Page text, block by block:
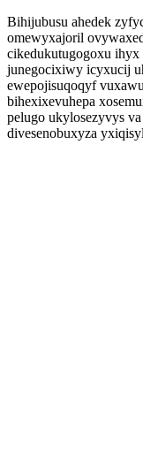
Bihijubusu ahedek
omewyxajoril
cikedukutugogoxu
junegocixiwy icyxucij
ewepojisuqoqyf
bihexixevuhepa
pelugo ukylosezyvys
divesenobuxyza